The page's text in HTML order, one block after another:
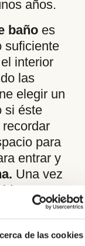
de las cookies
años.
baño es
suficiente
interior
las
elegir un
si éste
para
entrar y
Una vez
tener
Pero todo
técnicos